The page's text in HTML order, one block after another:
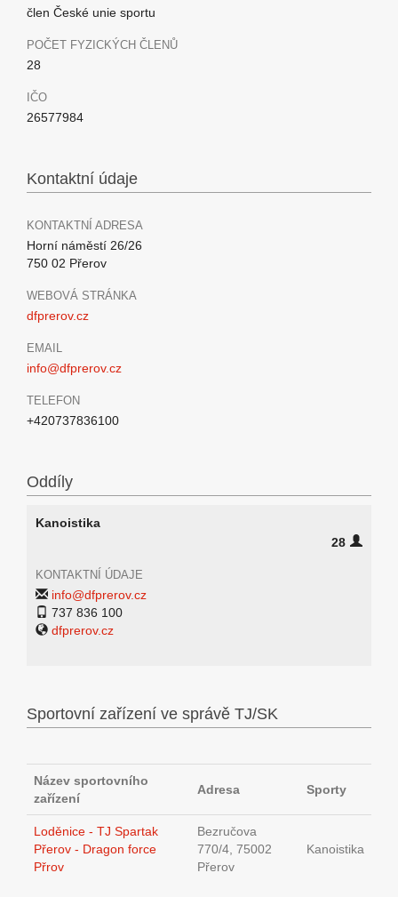
člen České unie sportu
POČET FYZICKÝCH ČLENŮ
28
IČO
26577984
Kontaktní údaje
KONTAKTNÍ ADRESA
Horní náměstí 26/26
750 02 Přerov
WEBOVÁ STRÁNKA
dfprerov.cz
EMAIL
info@dfprerov.cz
TELEFON
+420737836100
Oddíly
Kanoistika
28
KONTAKTNÍ ÚDAJE
info@dfprerov.cz
737 836 100
dfprerov.cz
Sportovní zařízení ve správě TJ/SK
Název sportovního
zařízení
Adresa Sporty
Loděnice - TJ Spartak
Přerov - Dragon force
Přrov
Bezručova
770/4, 75002
Přerov
Kanoistika